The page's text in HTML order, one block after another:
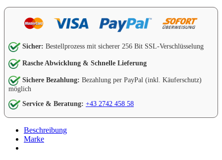
Sicher: Bestellprozess mit sicherer 256 Bit SSL-Verschlüsselung
Rasche Abwicklung & Schnelle Lieferung
Sichere Bezahlung: Bezahlung per PayPal (inkl. Käuferschutz)
möglich
Service & Beratung: +43 2742 458 58
Beschreibung
Marke